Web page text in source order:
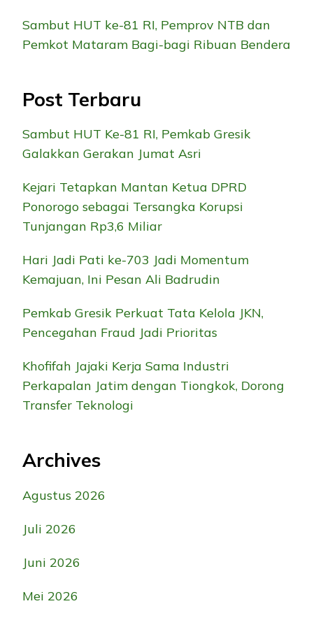
Sambut HUT ke-81 RI, Pemprov NTB dan
Pemkot Mataram Bagi-bagi Ribuan Bendera
Post Terbaru
Sambut HUT Ke-81 RI, Pemkab Gresik
Galakkan Gerakan Jumat Asri
Kejari Tetapkan Mantan Ketua DPRD
Ponorogo sebagai Tersangka Korupsi
Tunjangan Rp3,6 Miliar
Hari Jadi Pati ke-703 Jadi Momentum
Kemajuan, Ini Pesan Ali Badrudin
Pemkab Gresik Perkuat Tata Kelola JKN,
Pencegahan Fraud Jadi Prioritas
Khofifah Jajaki Kerja Sama Industri
Perkapalan Jatim dengan Tiongkok, Dorong
Transfer Teknologi
Archives
Agustus 2026
Juli 2026
Juni 2026
Mei 2026